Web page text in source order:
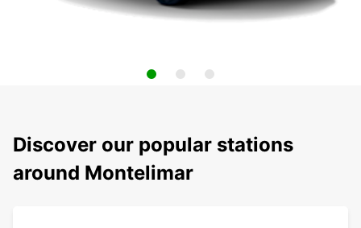
Discover our popular stations
around Montelimar